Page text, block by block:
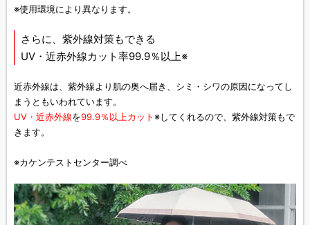
※使用環境により異なります。
さらに、紫外線対策もできる
UV・近赤外線カット率99.9％以上※
近赤外線は、紫外線より肌の奥へ届き、シミ・シワの原因になってし
まうともいわれています。
UV・近赤外線を99.9％以上カット※してくれるので、紫外線対策もで
きます。
※カケンテストセンター調べ